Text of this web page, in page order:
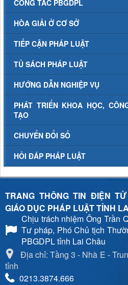
CÔNG TÁC PBGDPL
HÒA GIẢI Ở CƠ SỞ
TIẾP CẬN PHÁP LUẬT
TỦ SÁCH PHÁP LUẬT
HƯỚNG DẪN NGHIỆP VỤ
PHÁT TRIỂN KHOA HỌC,
TẠO
CHUYỂN ĐỔI SỐ
HỎI ĐÁP PHÁP LUẬT
TRANG THÔNG TIN ĐIỆN
GIÁO DỤC PHÁP LUẬT TỈNH
Chịu trách nhiệmÔng Trần
Tư pháp, Phó Chủ tịch
PBGDPL tỉnh Lai Châu
Địa chỉ: Tầng 3 - Nhà E -
tỉnh
0213.3874.666